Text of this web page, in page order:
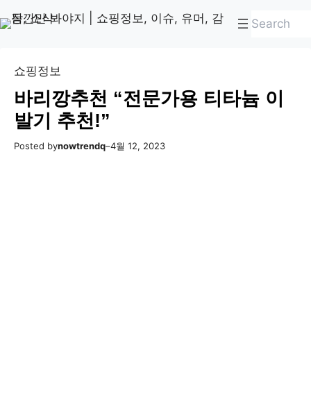
텐
to
검
쇼핑정보
바리깡추천 “전문가용 티타늄 이
발기 추천!”
Posted bynowtrendq–4월 12, 2023